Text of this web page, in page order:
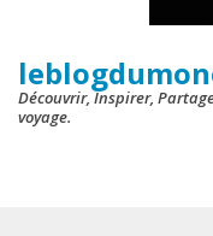
Découvrir, Inspirer,
voyage.